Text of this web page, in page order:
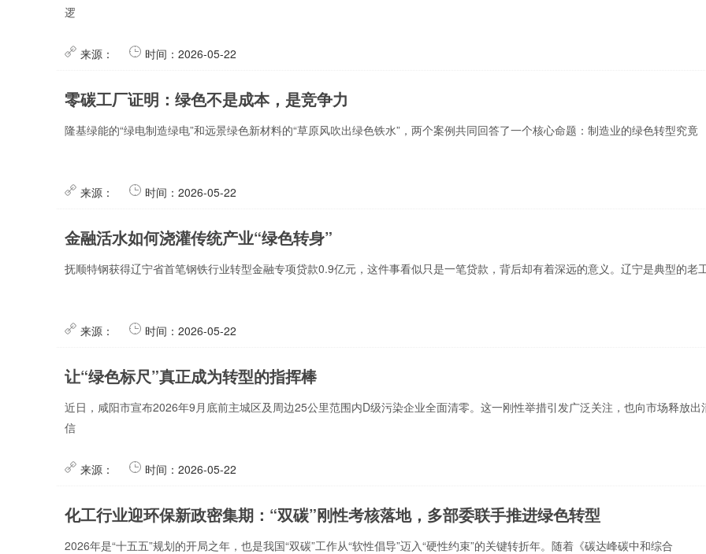
逻
来源： 时间：2026-05-22
零碳工厂证明：绿色不是成本，是竞争力
隆基绿能的“绿电制造绿电”和远景绿色新材料的“草原风吹出绿色铁水”，两个案例共同回答了一个核心命题：制造业的绿色转型究竟
来源： 时间：2026-05-22
金融活水如何浇灌传统产业“绿色转身”
抚顺特钢获得辽宁省首笔钢铁行业转型金融专项贷款0.9亿元，这件事看似只是一笔贷款，背后却有着深远的意义。辽宁是典型的老
来源： 时间：2026-05-22
让“绿色标尺”真正成为转型的指挥棒
近日，咸阳市宣布2026年9月底前主城区及周边25公里范围内D级污染企业全面清零。这一刚性举措引发广泛关注，也向市场释放出
信
来源： 时间：2026-05-22
化工行业迎环保新政密集期：“双碳”刚性考核落地，多部委联手推进绿色转型
2026年是“十五五”规划的开局之年，也是我国“双碳”工作从“软性倡导”迈入“硬性约束”的关键转折年。随着《碳达峰碳中和综合